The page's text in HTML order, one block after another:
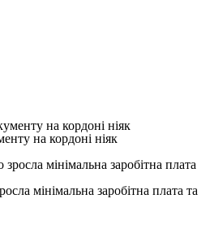
на кордоні ніяк
мінімальна заробітна плата та